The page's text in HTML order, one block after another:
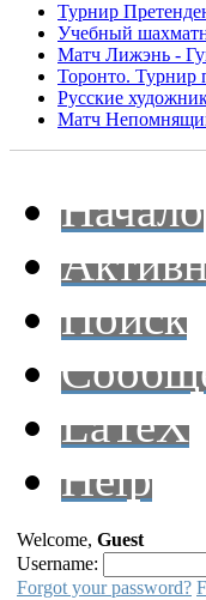
Турнир
Учебный
Матч Лижэнь -
Торонто. Турнир
Русские
Матч
Начало
Поиск
LaTeX
Help
Welcome, Guest
Username:
Forgot your password?